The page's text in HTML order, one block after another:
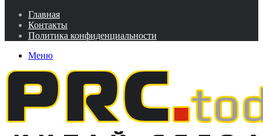
Главная
Контакты
Политика конфиденциальности
Меню